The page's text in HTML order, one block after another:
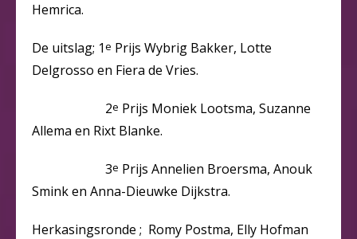
Hemrica.
De uitslag; 1e Prijs Wybrig Bakker, Lotte
Delgrosso en Fiera de Vries.
2e Prijs Moniek Lootsma, Suzanne
Allema en Rixt Blanke.
3e Prijs Annelien Broersma, Anouk
Smink en Anna-Dieuwke Dijkstra.
Herkasingsronde ; Romy Postma, Elly Hofman